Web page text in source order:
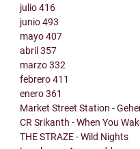
julio416
junio493
mayo407
abril357
marzo332
febrero411
enero361
Market Street Station -
CR Srikanth - When You
THE STRAZE - Wild Nights